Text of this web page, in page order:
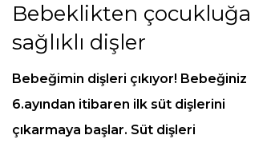
Bebeklikten çocukluğa
sağlıklı dişler
Bebeğimin dişleri çıkıyor! Bebeğiniz
6.ayından itibaren ilk süt dişlerini
çıkarmaya başlar. Süt dişleri